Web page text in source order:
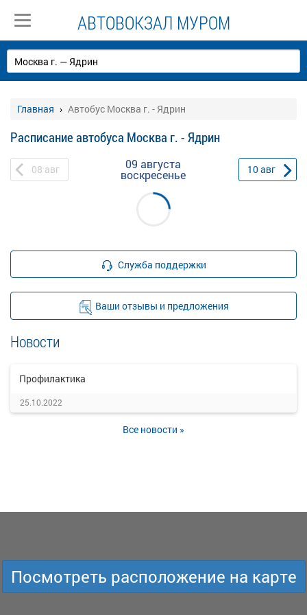
АВТОВОКЗАЛ МУРОМ
Главная Автобус Москва г. - Ядрин
Расписание автобуса Москва г. - Ядрин
08 авг 09 августа
воскресенье 10авг
Служба поддержки
Ваши отзывы и предложения
Новости
Профилактика
25.10.2022
Все новости »
Посмотреть расположение на карте